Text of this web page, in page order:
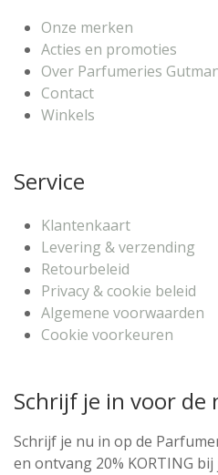
Onze merken
Acties en promoties
Over Parfumeries
Contact
Winkels
Service
Klantenkaart
Levering & verzending
Retourbeleid
Privacy & cookie beleid
Algemene voorwaarden
Cookie voorkeuren
Schrijf je in voor de
Schrijf je nu in op de
en ontvang 20% KORTING